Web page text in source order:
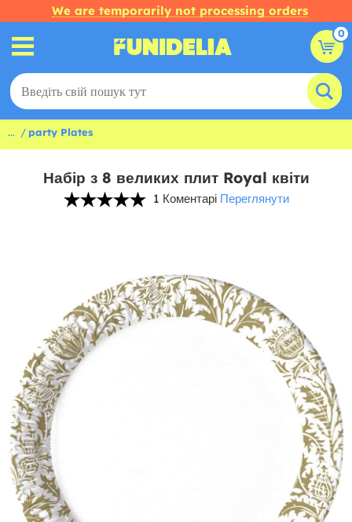
We are temporarily not processing orders
0
... party Plates
Набір з 8 великих плит Royal квіти
1 Коментарі Переглянути